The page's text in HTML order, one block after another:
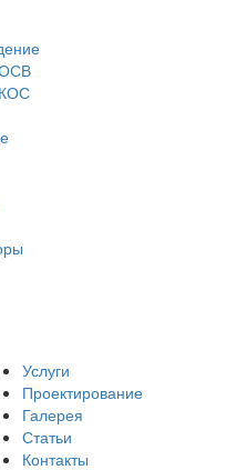
Услуги
Проектирование
Галерея
Статьи
Контакты